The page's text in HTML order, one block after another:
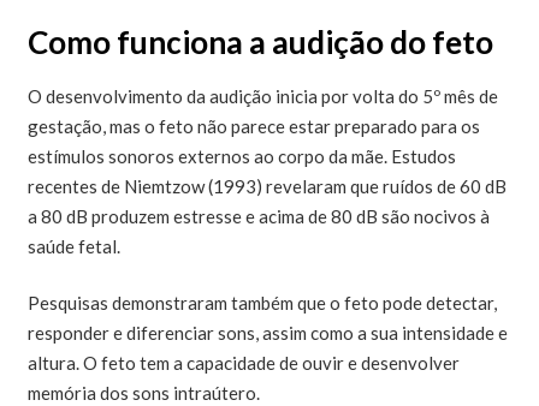
Como funciona a audição do feto
O desenvolvimento da audição inicia por volta do 5º mês de
gestação, mas o feto não parece estar preparado para os
estímulos sonoros externos ao corpo da mãe. Estudos
recentes de Niemtzow (1993) revelaram que ruídos de 60 dB
a 80 dB produzem estresse e acima de 80 dB são nocivos à
saúde fetal.
Pesquisas demonstraram também que o feto pode detectar,
responder e diferenciar sons, assim como a sua intensidade e
altura. O feto tem a capacidade de ouvir e desenvolver
memória dos sons intraútero.